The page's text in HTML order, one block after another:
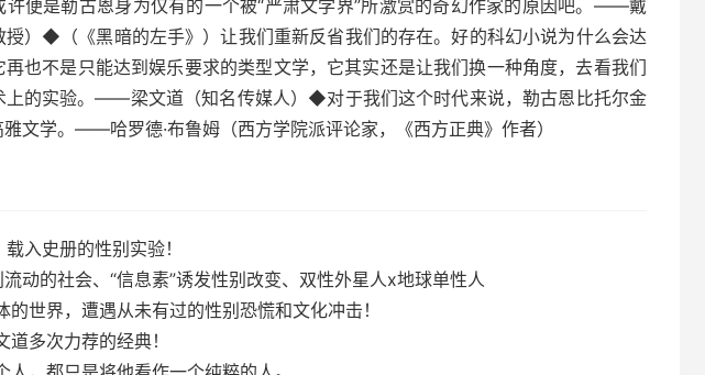
便是勒古恩身为仅有的一个被“严肃文学界”所激赏的奇幻作家的原因吧。——戴
）◆（《黑暗的左手》）让我们重新反省我们的存在。好的科幻小说为什么会达
也不是只能达到娱乐要求的类型文学，它其实还是让我们换一种角度，去看我们
上的实验。——梁文道（知名传媒人）◆对于我们这个时代来说，勒古恩比托尔金
文学。——哈罗德·布鲁姆（西方学院派评论家，《西方正典》作者）
入史册的性别实验！
动的社会、“信息素”诱发性别改变、双性外星人x地球单性人
世界，遭遇从未有过的性别恐慌和文化冲击！
多次力荐的经典！